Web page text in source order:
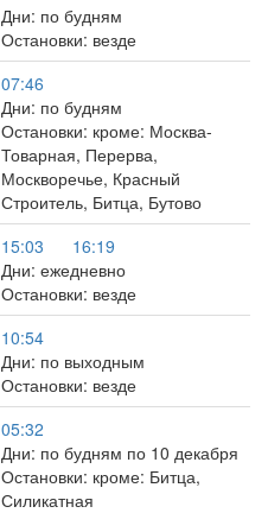
Дни: по будням
Остановки: везде
07:46
Дни: по будням
Остановки: кроме: Москва-
Товарная, Перерва,
Москворечье, Красный
Строитель, Битца, Бутово
15:03
16:19
Дни: ежедневно
Остановки: везде
10:54
Дни: по выходным
Остановки: везде
05:32
Дни: по будням по 10 декабря
Остановки: кроме: Битца,
Силикатная